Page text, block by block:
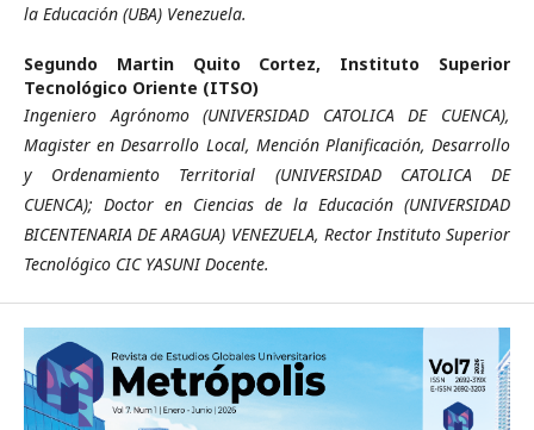
la Educación (UBA) Venezuela.
Segundo Martin Quito Cortez, Instituto Superior
Tecnológico Oriente (ITSO)
Ingeniero Agrónomo (UNIVERSIDAD CATOLICA DE CUENCA),
Magister en Desarrollo Local, Mención Planificación, Desarrollo
y Ordenamiento Territorial (UNIVERSIDAD CATOLICA DE
CUENCA); Doctor en Ciencias de la Educación (UNIVERSIDAD
BICENTENARIA DE ARAGUA) VENEZUELA, Rector Instituto Superior
Tecnológico CIC YASUNI Docente.